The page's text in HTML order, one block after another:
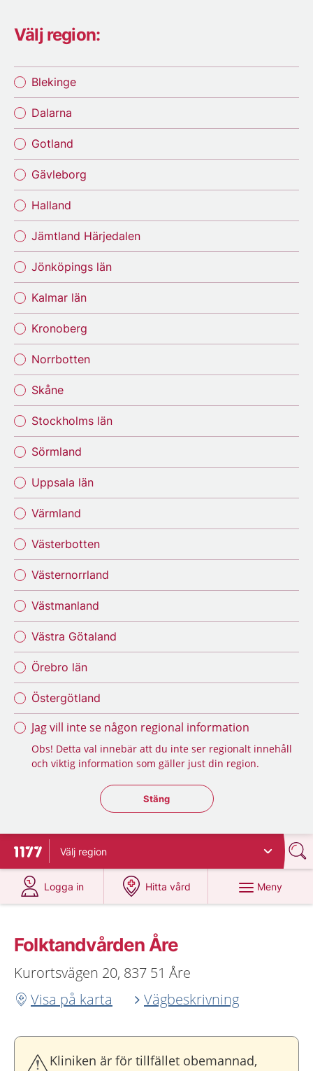
Välj region:
Blekinge
Dalarna
Gotland
Gävleborg
Halland
Jämtland Härjedalen
Jönköpings län
Kalmar län
Kronoberg
Norrbotten
Skåne
Stockholms län
Sörmland
Uppsala län
Värmland
Västerbotten
Västernorrland
Västmanland
Västra Götaland
Örebro län
Östergötland
Jag vill inte se någon regional information
Obs! Detta val innebär att du inte ser regionalt innehåll
och viktig information som gäller just din region.
Stäng regionsväljaren
Stäng
Till startsidan för 1177
Välj region
Logga in
på 1177.se
Hitta vård
på 1177.se
Meny
Folktandvården Åre
Kurortsvägen 20, 837 51 Åre
Visa på karta
Vägbeskrivning
Kliniken är för tillfället obemannad,